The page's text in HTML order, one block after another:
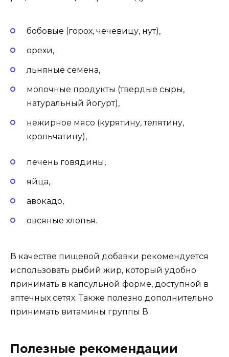
бобовые (горох, чечевицу, нут),
орехи,
льняные семена,
молочные продукты (твердые сыры,
натуральный йогурт),
нежирное мясо (курятину, телятину,
крольчатину),
печень говядины,
яйца,
авокадо,
овсяные хлопья.
В качестве пищевой добавки рекомендуется
использовать рыбий жир, который удобно
принимать в капсульной форме, доступной в
аптечных сетях. Также полезно дополнительно
принимать витамины группы В.
Полезные рекомендации